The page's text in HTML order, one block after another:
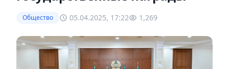
Общество 05.04.2025, 17:22 1,269